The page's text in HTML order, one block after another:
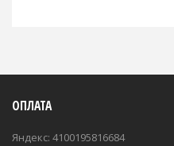
ОПЛАТА
Яндекс: 4100195816684